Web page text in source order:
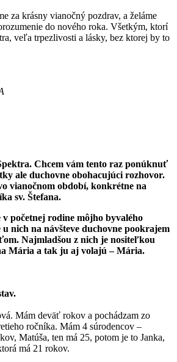
za krásny vianočný pozdrav, a želáme
do nového roka. Všetkým, ktorí
veľa trpezlivosti a lásky, bez ktorej by to
Chcem vám tento raz ponúknuť
ale duchovne obohacujúci rozhovor.
vianočnom období, konkrétne na
sv. Štefana.
početnej rodine môjho byvalého
nich na návšteve duchovne pookrajem
Najmladšou z nich je nositeľkou
Mária a tak ju aj volajú – Mária.
Mám deväť rokov a pochádzam zo
ročníka. Mám 4 súrodencov –
Matúša, ten má 25, potom je to Janka,
má 21 rokov.